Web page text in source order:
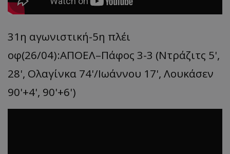
31η αγωνιστική-5η πλέι
οφ(26/04):ΑΠΟΕΛ–Πάφος 3-3 (Ντράζιτς 5',
28', Ολαγίνκα 74'/Ιωάννου 17', Λουκάσεν
90'+4', 90'+6')